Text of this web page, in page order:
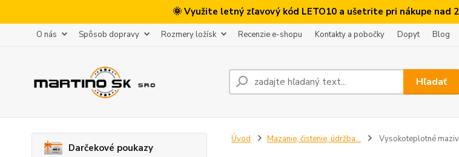
🌞 Využite letný zľavový kód LETO10 a ušetrite pri nákupe nad
O nás Spôsob dopravy Rozmery ložísk Recenzie e-shopu Kontakty a pobočky Dopyt Blog
Hľadať
Darčekové poukazy
Úvod Mazanie, čistenie, údržba... Vysokoteplotné